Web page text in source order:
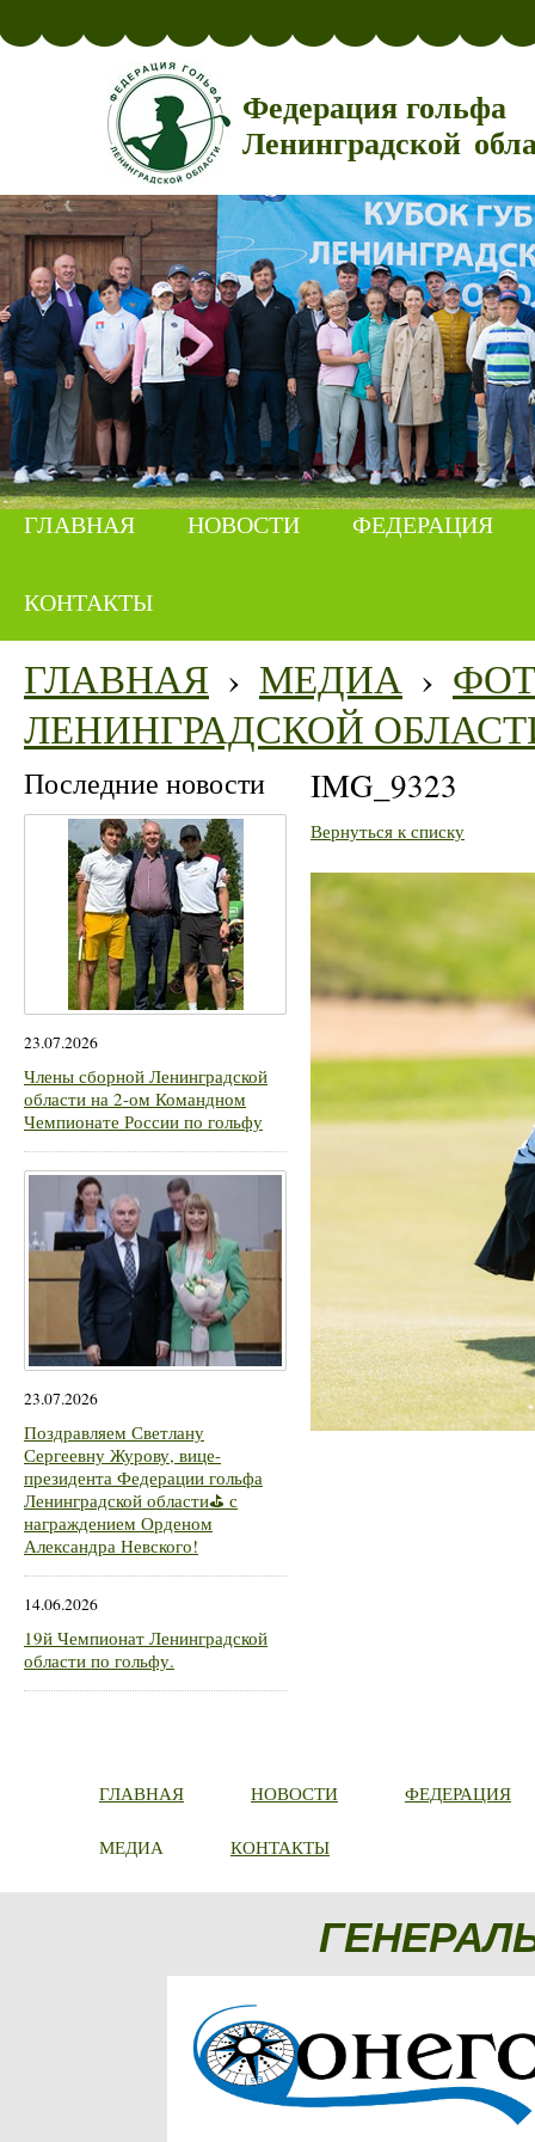
Федерация гольфа
Ленинградской
ГЛАВНАЯ НОВОСТИ ФЕДЕРАЦИЯ
КОНТАКТЫ
ГЛАВНАЯ › МЕДИА ›
ЛЕНИНГРАДСКОЙ
Последние новости
23.07.2026
Члены сборной Ленинградской
области на 2-ом Командном
Чемпионате России по гольфу
23.07.2026
Поздравляем Светлану
Сергеевну Журову, вице-
президента Федерации гольфа
Ленинградской области⛳ с
награждением Орденом
Александра Невского!
14.06.2026
19й Чемпионат Ленинградской
области по гольфу.
IMG_9323
Вернуться к списку
ГЛАВНАЯ НОВОСТИ ФЕДЕРАЦИЯ
МЕДИА КОНТАКТЫ